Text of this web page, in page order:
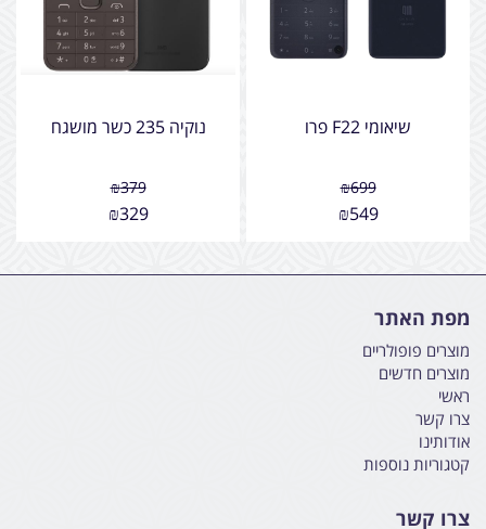
שיאומי F22 פרו
₪699
₪549
נוקיה 235 כשר מושגח
₪379
₪329
מפת האתר
מוצרים פופולריים
מוצרים חדשים
ראשי
צרו קשר
אודותינו
קטגוריות נוספות
צרו קשר